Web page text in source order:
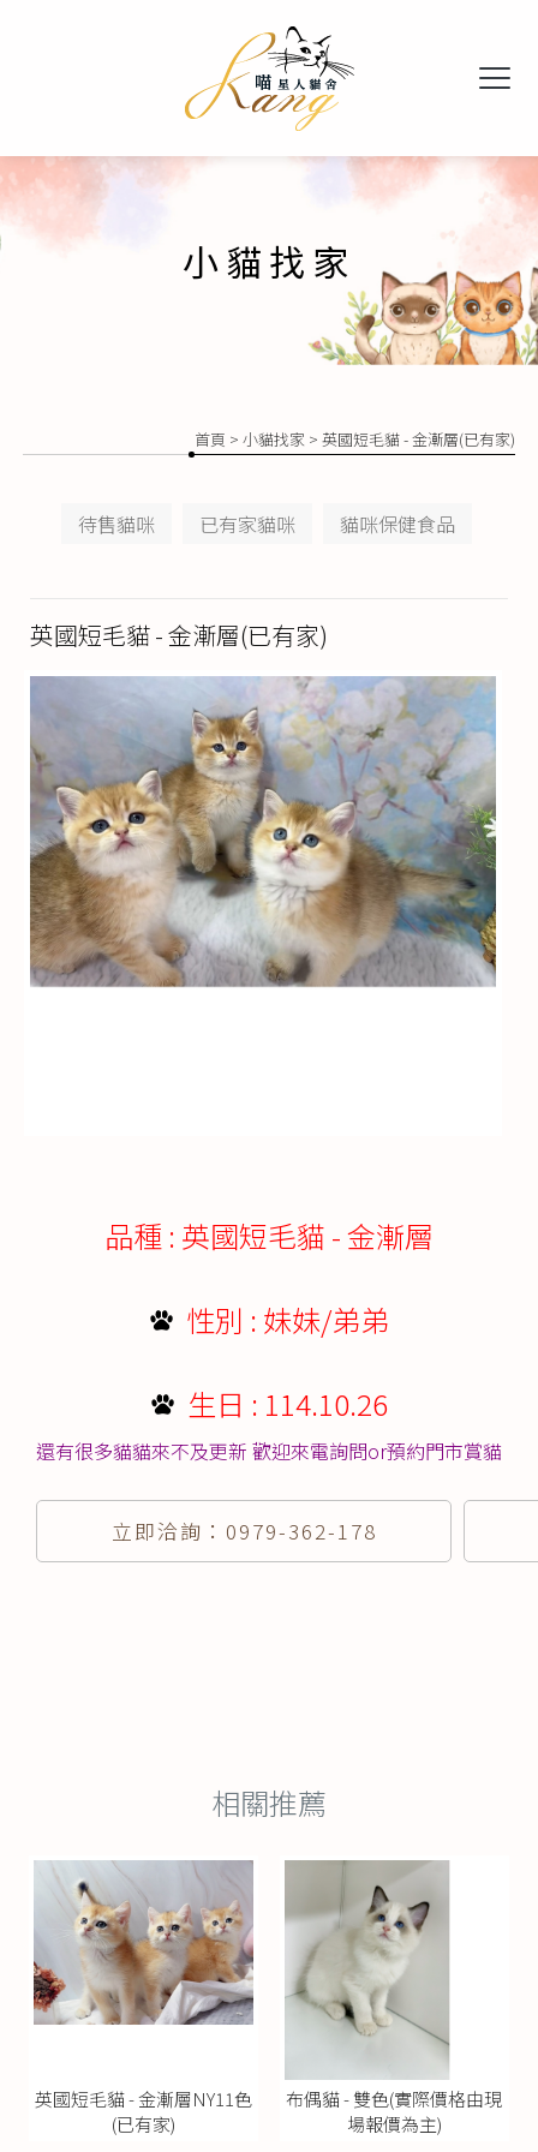
小貓找家
首頁 >小貓找家 > 英國短毛貓 - 金漸層(已有家)
待售貓咪 已有家貓咪 貓咪保健食品
品種 : 英國短毛貓 - 金漸層
性別 : 妹妹/弟弟
生日 : 114.10.26
還有很多貓貓來不及更新 歡迎來電詢問or預約門市賞貓
立即洽詢：0979-362-178
英國短毛貓 - 金漸層(已有家)
英國短毛貓 - 金漸層NY11色
(已有家)
布偶貓 - 雙色(實際價格由現
場報價為主)